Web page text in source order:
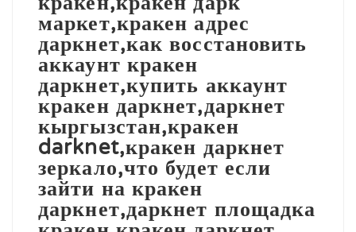
маркет,кракен адрес
даркнет,как восстановить
аккаунт кракен
даркнет,купить аккаунт
кракен даркнет,даркнет
кыргызстан,кракен
darknet,кракен даркнет
зеркало,что будет если
зайти на кракен
даркнет,даркнет площадка